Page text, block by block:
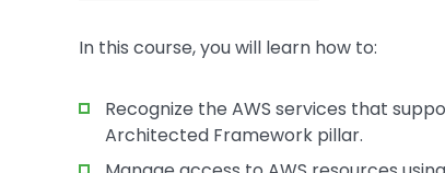
In this course, you will learn how to:
Recognize the AWS services that
Architected Framework pillar.